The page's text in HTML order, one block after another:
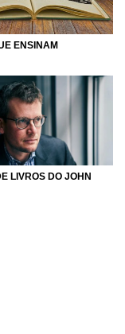
ENSINAM
LIVROS DO JOHN